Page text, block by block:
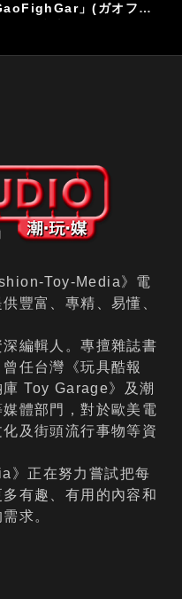
號 改編真人版影集
Toy-Media》電
豐富、專精、易懂、
編輯人。專擅雜誌書
任台灣《玩具酷報
Toy Garage》及潮
體部門，對於歐美電
及街頭流行事物等資
》正在努力嘗試把每
有趣、有用的內容和
求。